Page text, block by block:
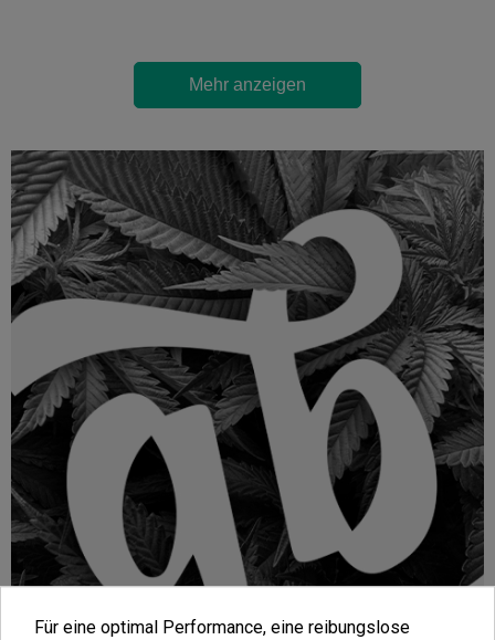
Mehr anzeigen
Für eine optimal Performance, eine reibungslose